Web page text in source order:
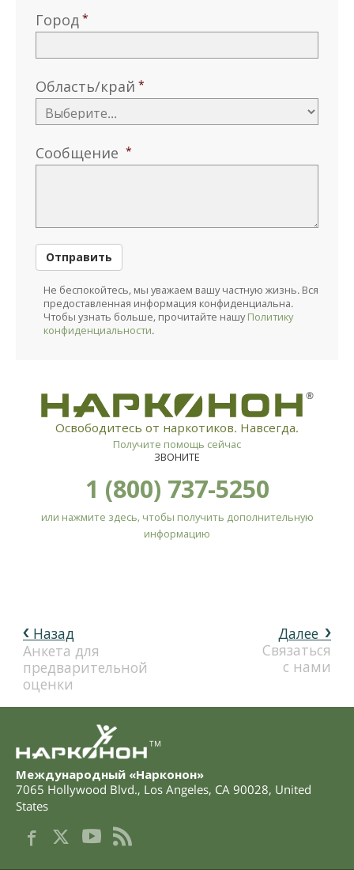
Город
Область/край
Сообщение
Отправить
Не беспокойтесь, мы уважаем вашу частную жизнь. Вся
предоставленная информация конфиденциальна.
Чтобы узнать больше, прочитайте нашуПолитику
конфиденциальности.
®
Освободитесь от наркотиков. Навсегда.
Получите помощь сейчас
ЗВОНИТЕ
1 (800) 737-5250
или нажмите здесь, чтобы получить дополнительную
информацию
Далее
Связаться
с нами
Назад
Анкета для
предварительной
оценки
TM
Международный «Нарконон»
7065 Hollywood Blvd., Los Angeles, CA 90028, United
States